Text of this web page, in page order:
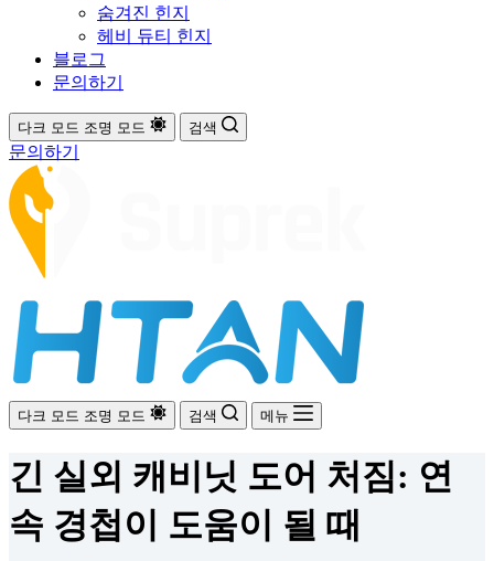
숨겨진 힌지
헤비 듀티 힌지
블로그
문의하기
다크 모드 조명 모드 검색
문의하기
다크 모드 조명 모드 검색 메뉴
긴 실외 캐비닛 도어 처짐: 연
속 경첩이 도움이 될 때